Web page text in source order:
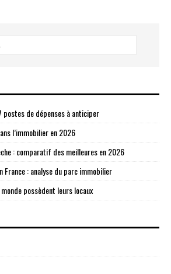
postes de dépenses à anticiper
l’immobilier en 2026
: comparatif des meilleures en 2026
France : analyse du parc immobilier
possèdent leurs locaux